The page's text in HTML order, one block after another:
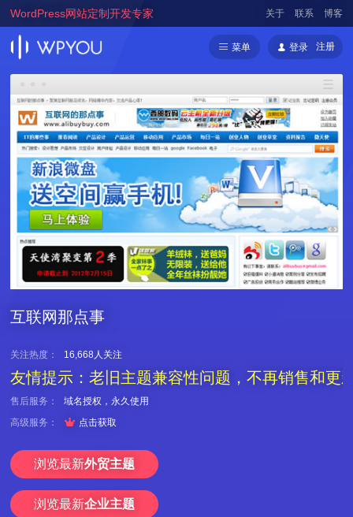
WordPress网站定制开发专家 关于 联系 博客
菜单 登录 注册
互联网那点事
关注热度： 16,668人关注
友情提示：老旧主题兼容性问题，不再销售和更
售后服务：
域名授权，永久使用
高级服务：
 点击获取
浏览最新外贸主题
浏览最新企业主题